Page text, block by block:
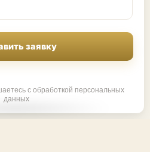
заявку
с обработкой персональных
данных